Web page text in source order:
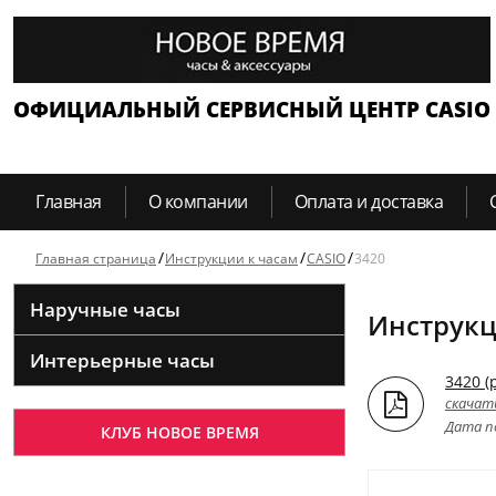
ОФИЦИАЛЬНЫЙ СЕРВИСНЫЙ ЦЕНТР CASIO
Главная О компании Оплата и доставка
Главная страница Инструкции к часам CASIO 3420
Наручные часы
Интерьерные часы
КЛУБ НОВОЕ ВРЕМЯ
3420
Дата